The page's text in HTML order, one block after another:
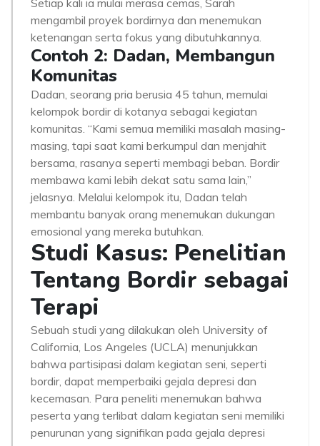
Setiap kali ia mulai merasa cemas, Sarah
mengambil proyek bordirnya dan menemukan
ketenangan serta fokus yang dibutuhkannya.
Contoh 2: Dadan, Membangun
Komunitas
Dadan, seorang pria berusia 45 tahun, memulai
kelompok bordir di kotanya sebagai kegiatan
komunitas. “Kami semua memiliki masalah masing-
masing, tapi saat kami berkumpul dan menjahit
bersama, rasanya seperti membagi beban. Bordir
membawa kami lebih dekat satu sama lain,”
jelasnya. Melalui kelompok itu, Dadan telah
membantu banyak orang menemukan dukungan
emosional yang mereka butuhkan.
Studi Kasus: Penelitian
Tentang Bordir sebagai
Terapi
Sebuah studi yang dilakukan oleh University of
California, Los Angeles (UCLA) menunjukkan
bahwa partisipasi dalam kegiatan seni, seperti
bordir, dapat memperbaiki gejala depresi dan
kecemasan. Para peneliti menemukan bahwa
peserta yang terlibat dalam kegiatan seni memiliki
penurunan yang signifikan pada gejala depresi